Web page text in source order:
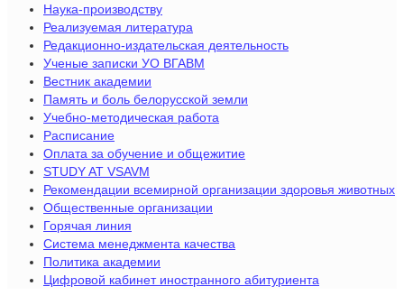
Наука-производству
Реализуемая литература
Редакционно-издательская деятельность
Ученые записки УО ВГАВМ
Вестник академии
Память и боль белорусской земли
Учебно-методическая работа
Расписание
Оплата за обучение и общежитие
STUDY AT VSAVM
Рекомендации всемирной организации здоровья животных
Общественные организации
Горячая линия
Система менеджмента качества
Политика академии
Цифровой кабинет иностранного абитуриента